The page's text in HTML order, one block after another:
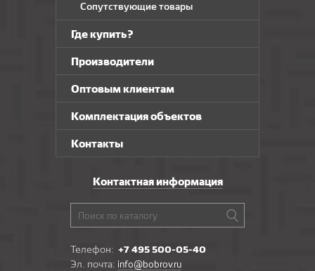
Сопутствующие товары
Где купить?
Производители
Оптовым клиентам
Комплектация объектов
Контакты
Контактная информация
Телефон: +7 495 500-05-40
Эл. почта: info@bobrov.ru